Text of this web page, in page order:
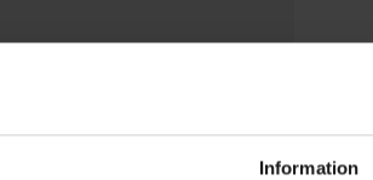
Information